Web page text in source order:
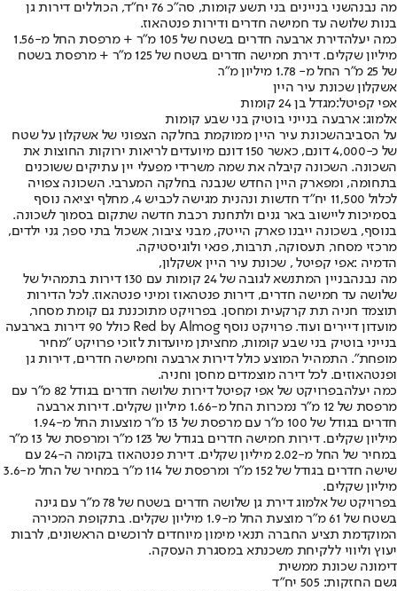
מה נבנה
שני בניינים בני תשע קומות, סה"כ 76 יח"ד, הכוללים דירות גן
בנות שלושה עד חמישה חדרים ודירות פנטהאוז.
כמה יעלה
דירת ארבעה חדרים בשטח של 105 מ"ר + מרפסת החל מ-1.56
מיליון שקלים. דירת חמישה חדרים בשטח של 125 מ"ר + מרפסת בשטח
של 25 מ"ר החל מ- 1.78 מיליון מ"ר.
אשקלון שכונת עיר היין
אפי קפיטל:מגדל בן 24 קומות
אלמוג: ארבעה בנייני בוטיק בני שבע קומות
על הסביבהשכונת עיר היין ממוקמת בחלקה הצפוני של אשקלון על שטח
של כ-4,000 דונם, כאשר 150 דונם מיועדים לריאות ירוקות החוצות את
השכונה. השכונה קיבלה את שמה משרידי מפעלי יין עתיקים ששוכנים
בתחומה, ומפארק היין החדש שנבנה בחלקה המערבי. השכונה צפויה
לכלול 11,500 יח"ד חדשות ונהנית מגישה לכביש 4, מחלף יציאה נוסף
בסמיכות ליישוב באר גנים ולתחנת רכבת חדשה שתקום בסמוך לשכונה.
בנוסף, בשכונה ייבנו פארק הייטק, מבני ציבור, אשכול בתי ספר, גני ילדים,
מרכזי מסחר, תעסוקה, תרבות, פנאי ולוגיסטיקה.
הדמיה :אפי קפיטל , שכונת עיר היין אשקלון,
מה נבנה
בניין המתנשא לגובה של 24 קומות עם 130 דירות בתמהיל של
שלושה עד חמישה חדרים, דירות פנטהאוז ומיני פנטהאוז. לכל הדירות
תוצמד חניה תת קרקעית ומחסן. בפרויקט מתוכננת גם קומת מסחר,
מועדון דיירים ועוד. פרויקט נוסף Red by Almog כולל 90 דירות בארבעה
בנייני בוטיק בני שבע קומות, מחציתן מיועדות לזוכי פרויקט "מחיר
מופחת". התמהיל המוצע כולל דירות ארבעה וחמישה חדרים, דירות גן
ופנטהאוזים. לכל דירה מוצמדים מחסן וחניה.
כמה יעלה
בפרויקט של אפי קפיטל דירות שלושה חדרים בגודל 82 מ"ר עם
מרפסת של 12 מ"ר נמכרות החל מ-1.66 מיליון שקלים. דירות ארבעה
חדרים בגודל של 100 מ"ר עם מרפסת של 13 מ"ר מוצעות החל מ-1.94
מיליון שקלים. דירות חמישה חדרים בגודל של 123 מ"ר ומרפסת של 13 מ"ר
במחיר של החל מ-2.02 מיליון שקלים. דירת פנטהאוז בקומה ה-24 עם
שישה חדרים בגודל של 152 מ"ר ומרפסת של 114 מ"ר במחיר של החל מ-3.6
מיליון שקלים.
בפרויקט של אלמוג דירת גן שלושה חדרים בשטח של 78 מ"ר עם גינה
בשטח של 61 מ"ר מוצעת החל מ-1.9 מיליון שקלים. בתקופת המכירה
המוקדמת תציע החברה תנאי מימון מיוחדים לרוכשים הראשונים, לרבות
יעוץ וליווי ללקיחת משכנתא במסגרת העסקה.
דימונה שכונת ממשית
גשם החזקות: 505 יח"ד